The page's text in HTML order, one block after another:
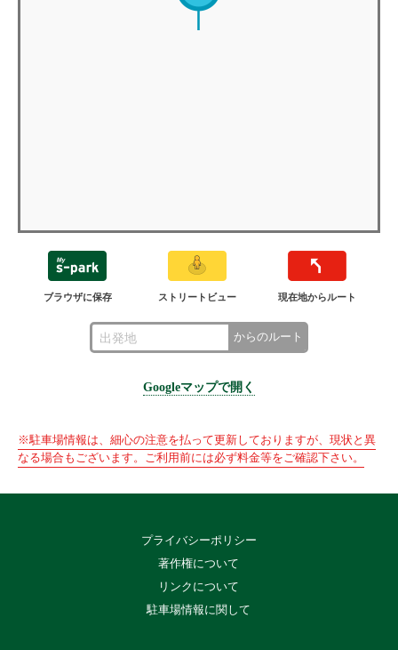
ブラウザに保存 ストリートビュー 現在地からルート
からのルート
Googleマップで開く
※駐車場情報は、細心の注意を払って更新しておりますが、現状と異
なる場合もございます。ご利用前には必ず料金等をご確認下さい。
プライバシーポリシー
著作権について
リンクについて
駐車場情報に関して